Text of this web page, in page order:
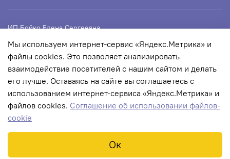
В корзину
ИП Бойко Елена Сергеевна
ИНН 720319113307
ОГРНИП 324723200067956
© 2022 Любое использование контента без письменного
разрешения запрещено
Мы используем интернет-сервис «Яндекс.Метрика» и
файлы cookies. Это позволяет анализировать
взаимодействие посетителей с нашим сайтом и делать
его лучше. Оставаясь на сайте вы соглашаетесь с
использованием интернет-сервиса «Яндекс.Метрика» и
файлов cookies. Соглашение об использовании файлов-
cookie
Ок